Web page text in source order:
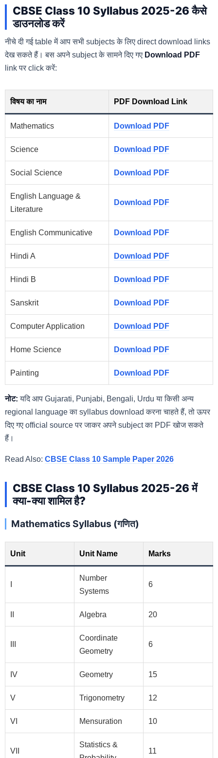
CBSE Class 10 Syllabus 2025-26 कैसे
डाउनलोड करें
नीचे दी गई table में आप सभी subjects के लिए direct download links
देख सकते हैं। बस अपने subject के सामने दिए गए Download PDF
link पर click करें:
विषय का नाम PDF Download Link
Mathematics Download PDF
Science Download PDF
Social Science Download PDF
English Language &
Literature
Download PDF
English Communicative Download PDF
Hindi A Download PDF
Hindi B Download PDF
Sanskrit Download PDF
Computer Application Download PDF
Home Science Download PDF
Painting Download PDF
नोट: यदि आप Gujarati, Punjabi, Bengali, Urdu या किसी अन्य
regional language का syllabus download करना चाहते हैं, तो ऊपर
दिए गए official source पर जाकर अपने subject का PDF खोज सकते
हैं।
Read Also: CBSE Class 10 Sample Paper 2026
CBSE Class 10 Syllabus 2025-26 में
क्या-क्या शामिल है?
Mathematics Syllabus (गणित)
Unit Unit Name Marks
Number
Systems
6
Algebra 20
Coordinate
Geometry
6
IV Geometry 15
V Trigonometry 12
VI Mensuration 10
VII
Statistics &
11